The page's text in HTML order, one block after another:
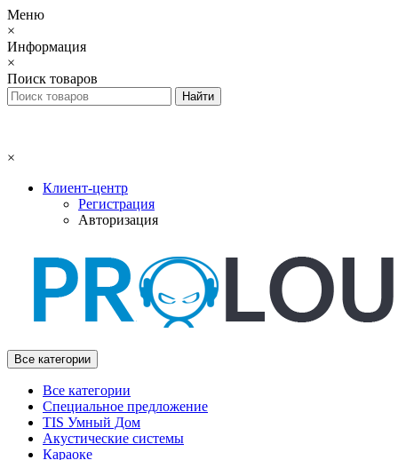
Меню
×
Информация
×
Поиск товаров
×
Клиент-центр
Регистрация
Авторизация
Все категории
Все категории
Специальное предложение
TIS Умный Дом
Акустические системы
Караоке